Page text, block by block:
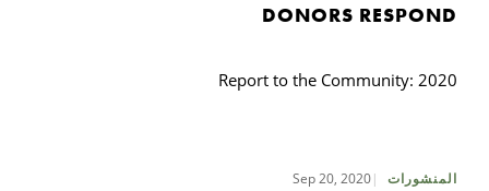
DONORS RESPOND
Report to the Community: 2020
المنشورات Sep 20, 2020